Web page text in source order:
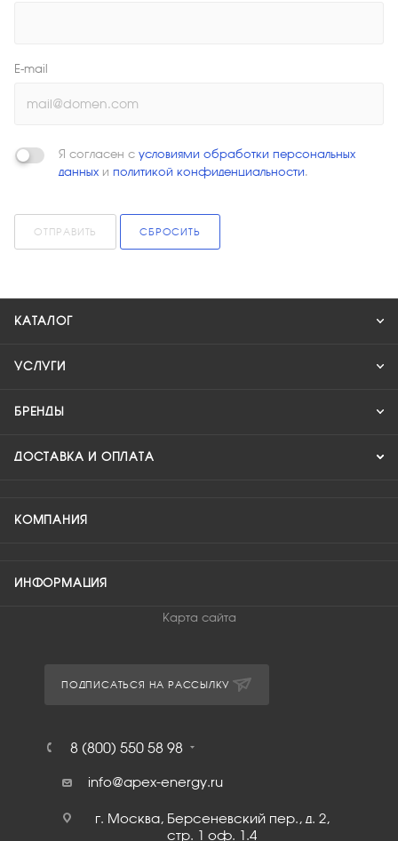
E-mail
Я согласен с условиями обработки персональных
данных и политикой конфиденциальности.
ОТПРАВИТЬ СБРОСИТЬ
КАТАЛОГ
УСЛУГИ
БРЕНДЫ
ДОСТАВКА И ОПЛАТА
КОМПАНИЯ
ИНФОРМАЦИЯ
Карта сайта
ПОДПИСАТЬСЯ НА РАССЫЛКУ
8 (800) 550 58 98
info@apex-energy.ru
г. Москва, Берсеневский пер., д. 2,
стр. 1 оф. 1.4